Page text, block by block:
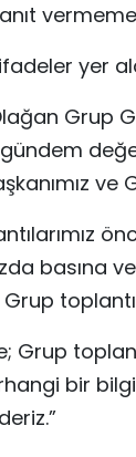
yer
Grup
ve
basına
Grup
Grup
bir